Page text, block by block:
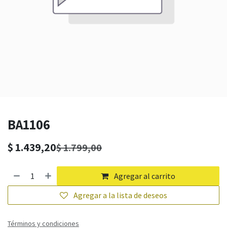
BA1106
$ 1.439,20$1.799,00
Agregar al carrito
Agregar a la lista de deseos
Términos y condiciones